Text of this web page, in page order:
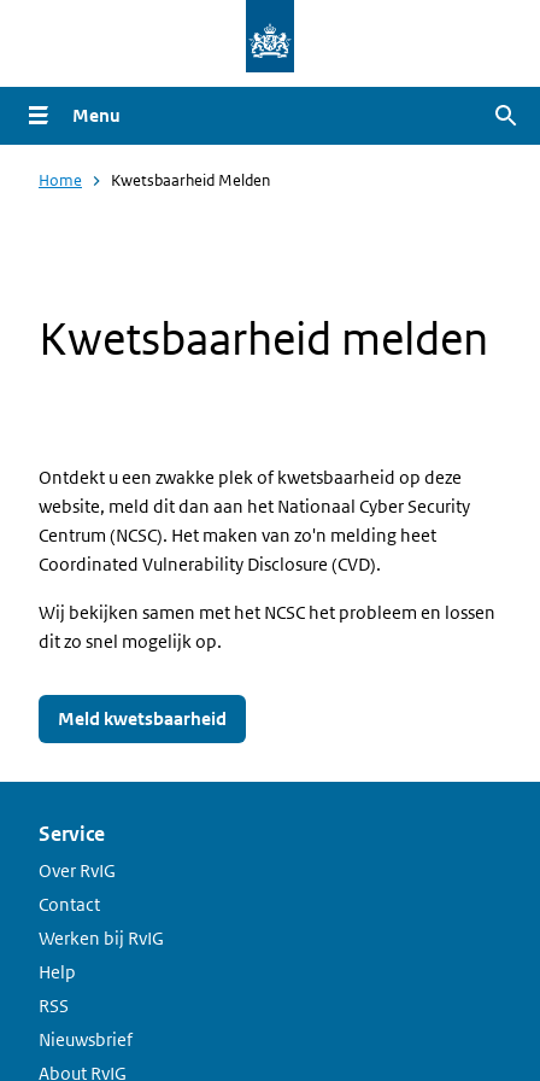
naar
de
gaan
Menu
Home Kwetsbaarheid Melden
Kwetsbaarheid melden
Ontdekt u een zwakke plek of kwetsbaarheid op deze
website, meld dit dan aan het Nationaal Cyber Security
Centrum (NCSC). Het maken van zo'n melding heet
Coordinated Vulnerability Disclosure (CVD).
Wij bekijken samen met het NCSC het probleem en lossen
dit zo snel mogelijk op.
Meld kwetsbaarheid
Service
Over RvIG
Contact
Werken bij RvIG
Help
RSS
Nieuwsbrief
About RvIG